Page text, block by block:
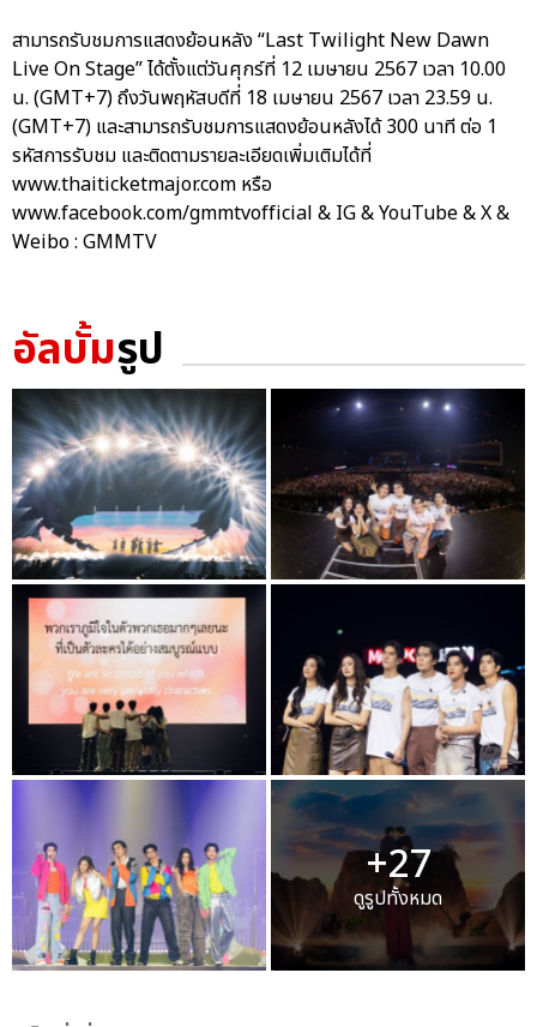
สามารถรับชมการแสดงย้อนหลัง “Last Twilight New Dawn
Live On Stage” ได้ตั้งแต่วันศุกร์ที่ 12 เมษายน 2567 เวลา 10.00
น. (GMT+7) ถึงวันพฤหัสบดีที่ 18 เมษายน 2567 เวลา 23.59 น.
(GMT+7) และสามารถรับชมการแสดงย้อนหลังได้ 300 นาที ต่อ 1
รหัสการรับชม และติดตามรายละเอียดเพิ่มเติมได้ที่
www.thaiticketmajor.com หรือ
www.facebook.com/gmmtvofficial & IG & YouTube & X &
Weibo : GMMTV
อัลบั้มรูป
+27
ดูรูปทั้งหมด